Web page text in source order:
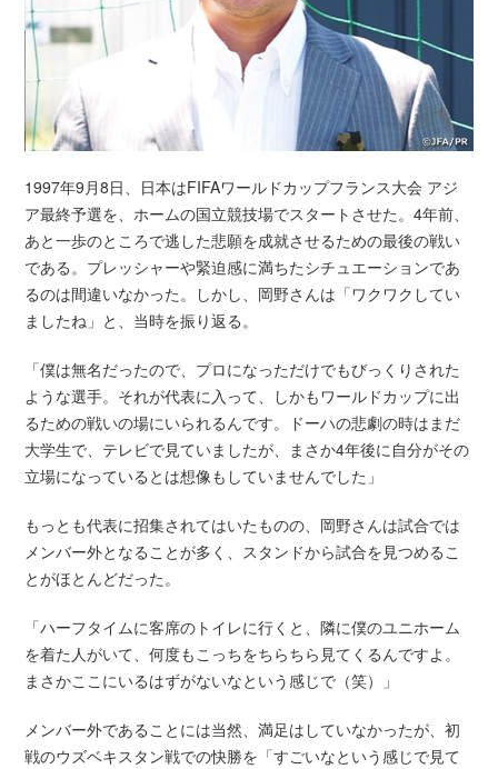
1997年9月8日、日本はFIFAワールドカップフランス大会 アジ
ア最終予選を、ホームの国立競技場でスタートさせた。4年前、
あと一歩のところで逃した悲願を成就させるための最後の戦い
である。プレッシャーや緊迫感に満ちたシチュエーションであ
るのは間違いなかった。しかし、岡野さんは「ワクワクしてい
ましたね」と、当時を振り返る。
「僕は無名だったので、プロになっただけでもびっくりされた
ような選手。それが代表に入って、しかもワールドカップに出
るための戦いの場にいられるんです。ドーハの悲劇の時はまだ
大学生で、テレビで見ていましたが、まさか4年後に自分がその
立場になっているとは想像もしていませんでした」
もっとも代表に招集されてはいたものの、岡野さんは試合では
メンバー外となることが多く、スタンドから試合を見つめるこ
とがほとんどだった。
「ハーフタイムに客席のトイレに行くと、隣に僕のユニホーム
を着た人がいて、何度もこっちをちらちら見てくるんですよ。
まさかここにいるはずがないなという感じで（笑）」
メンバー外であることには当然、満足はしていなかったが、初
戦のウズベキスタン戦での快勝を「すごいなという感じで見て